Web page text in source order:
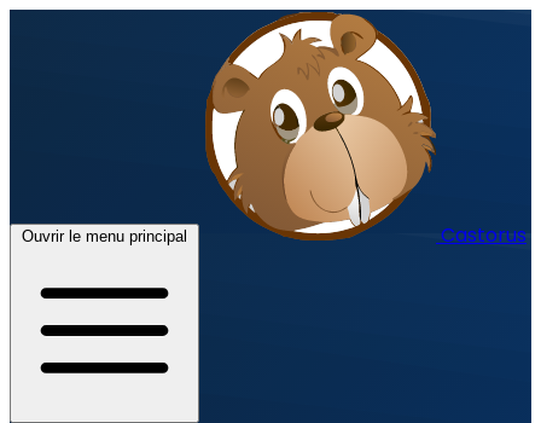
Ouvrir le menu principal Castorus